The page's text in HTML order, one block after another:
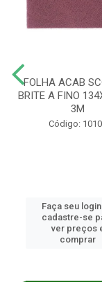
FOLHA ACAB
BRITE A FINO
3M
Código:
Faça seu
cadastre-se
ver preços
comprar